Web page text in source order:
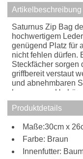
Artikelbeschreibung
Saturnus Zip Bag
hochwertigem
genügend Platz für
nicht fehlen dürfen.
Steckfächer sorgen
griffbereit verstaut
und abnehmbaren
bequem zur
Produktdetails
Maße:30cm x
Farbe: Braun
Innenfutter: